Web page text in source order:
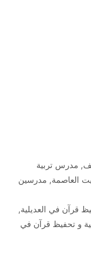
, مدرس تربية
العاصمة, مدرسين
قرآن في العديلية,
و تحفيظ قرآن في